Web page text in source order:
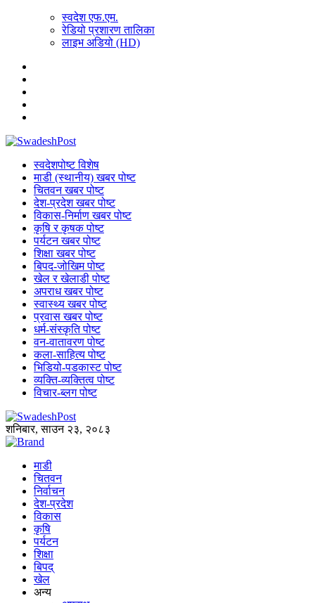
स्वदेश एफ.एम.
रेडियो प्रशारण तालिका
लाइभ अडियो (HD)
स्वदेशपोष्ट विशेष
माडी (स्थानीय) खबर पोष्ट
चितवन खबर पोष्ट
देश-प्रदेश खबर पोष्ट
विकास-निर्माण खबर पोष्ट
कृषि र कृषक पोष्ट
पर्यटन खबर पोष्ट
शिक्षा खबर पोष्ट
बिपद-जोखिम पोष्ट
खेल र खेलाडी पोष्ट
अपराध खबर पोष्ट
स्वास्थ्य खबर पोष्ट
प्रवास खबर पोष्ट
धर्म-संस्कृति पोष्ट
वन-वातावरण पोष्ट
कला-साहित्य पोष्ट
भिडियो-पडकास्ट पोष्ट
व्यक्ति-व्यक्तित्व पोष्ट
विचार-ब्लग पोष्ट
शनिबार, साउन २३, २०८३
माडी
चितवन
निर्वाचन
देश-प्रदेश
विकास
कृषि
पर्यटन
शिक्षा
बिपद्
खेल
अन्य